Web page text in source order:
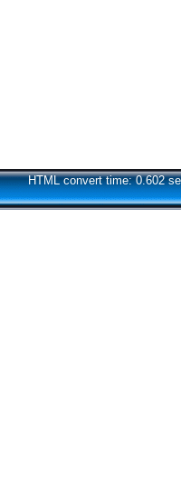
HTML convert time: 0.602